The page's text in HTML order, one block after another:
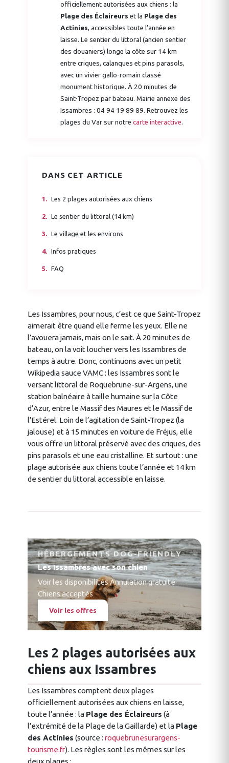
officiellement autorisées aux chiens : la
Plage des Éclaireurs et la Plage des
Actinies, accessibles toute l’année en
laisse. Le sentier du littoral (ancien sentier
des douaniers) longe la côte sur 14 km
entre criques, calanques et pins parasols,
avec un vivier gallo-romain classé
monument historique. À 20 minutes de
Saint-Tropez par bateau. Mairie annexe des
Issambres : 04 94 19 89 89. Retrouvez les
plages du Var sur notre carte interactive.
DANS CET ARTICLE
Les 2 plages autorisées aux chiens
Le sentier du littoral (14 km)
Le village et les environs
Infos pratiques
FAQ
Les Issambres, pour nous, c’est ce que Saint-Tropez
aimerait être quand elle ferme les yeux. Elle ne
l’avouera jamais, mais on le sait. À 20 minutes de
bateau, on la voit loucher vers les Issambres de
temps à autre. Donc, continuons avec un petit
Wikipedia sauce VAMC : les Issambres sont le
versant littoral de Roquebrune-sur-Argens, une
station balnéaire à taille humaine sur la Côte
d’Azur, entre le Massif des Maures et le Massif de
l’Estérel. Loin de l’agitation de Saint-Tropez (la
jalouse) et à 15 minutes en voiture de Fréjus, elle
vous offre un littoral préservé avec des criques, des
pins parasols et une eau cristalline. Et surtout : une
plage autorisée aux chiens toute l’année et 14 km
de sentier du littoral accessible en laisse.
HÉBERGEMENTS DOG-FRIENDLY
Les Issambres avec son chien
Voir les disponibilités·Annulation gratuite·
Chiens acceptés
Voir les offres
Les 2 plages autorisées aux
chiens aux Issambres
Les Issambres comptent deux plages
officiellement autorisées aux chiens en laisse,
toute l’année : la Plage des Éclaireurs (à
l’extrémité de la Plage de la Gaillarde) et la Plage
des Actinies (source : roquebrunesurargens-
tourisme.fr). Les règles sont les mêmes sur les